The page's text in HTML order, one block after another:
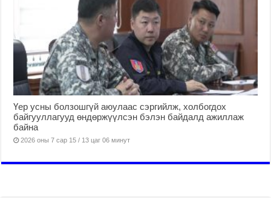
Үер усны болзошгүй аюулаас сэргийлж, холбогдох
байгууллагууд өндөржүүлсэн бэлэн байдалд ажиллаж
байна
2026 оны 7 сар 15 / 13 цаг 06 минут